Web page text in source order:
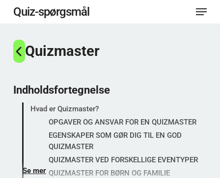
Spring
hovedindhold
Quiz-spørgsmål Menu
Quizmaster
Indholdsfortegnelse
Hvad er Quizmaster?
OPGAVER OG ANSVAR FOR EN QUIZMASTER
EGENSKAPER SOM GØR DIG TIL EN GOD
QUIZMASTER
QUIZMASTER VED FORSKELLIGE EVENTYPER
QUIZMASTER FOR BØRN OG FAMILIE
Se mer